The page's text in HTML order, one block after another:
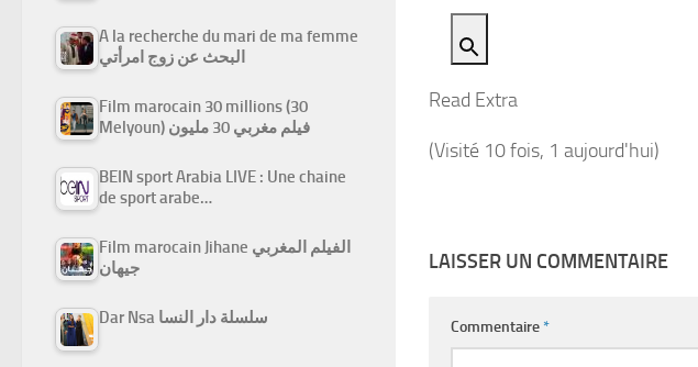
Read Extra
(Visité 10 fois, 1 aujourd'hui)
LAISSER UN COMMENTAIRE
Commentaire*
A la recherche du mari de ma femme
البحث عن زوج امرأتي
Film marocain 30 millions (30
Melyoun) فيلم مغربي 30 مليون
BEIN sport Arabia LIVE : Une chaine
de sport arabe…
Film marocain Jihane الفيلم المغربي
جيهان
Dar Nsa سلسلة دار النسا